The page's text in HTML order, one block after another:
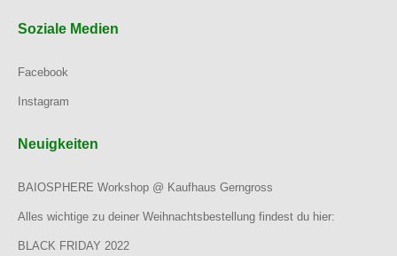
Soziale Medien
Facebook
Instagram
Neuigkeiten
BAIOSPHERE Workshop @ Kaufhaus Gerngross
Alles wichtige zu deiner Weihnachtsbestellung findest du hier:
BLACK FRIDAY 2022